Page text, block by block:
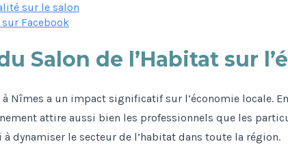
sur le salon
Facebook
Salon de l’Habitat sur
à Nîmes a un impact significatif sur l’économie locale.
attire aussi bien les professionnels que les
dynamiser le secteur de l’habitat dans toute la région.